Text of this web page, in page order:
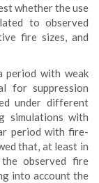
whether the use
to observed
fire sizes, and
period with weak
for suppression
under different
simulations with
period with fire-
that, at least in
observed fire
into account the